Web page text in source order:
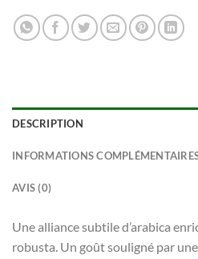
DESCRIPTION
INFORMATIONS
AVIS (0)
Une alliance subtile d’arabica
robusta. Un goût souligné par